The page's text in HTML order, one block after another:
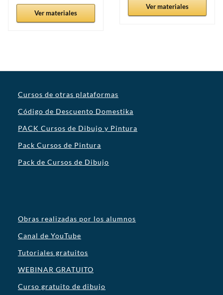
Ver materiales
Ver materiales
Cursos de otras plataformas
Código de Descuento Domestika
PACK Cursos de Dibujo y Pintura
Pack Cursos de Pintura
Pack de Cursos de Dibujo
Obras realizadas por los alumnos
Canal de YouTube
Tutoriales gratuitos
WEBINAR GRATUITO
Curso gratuito de dibujo